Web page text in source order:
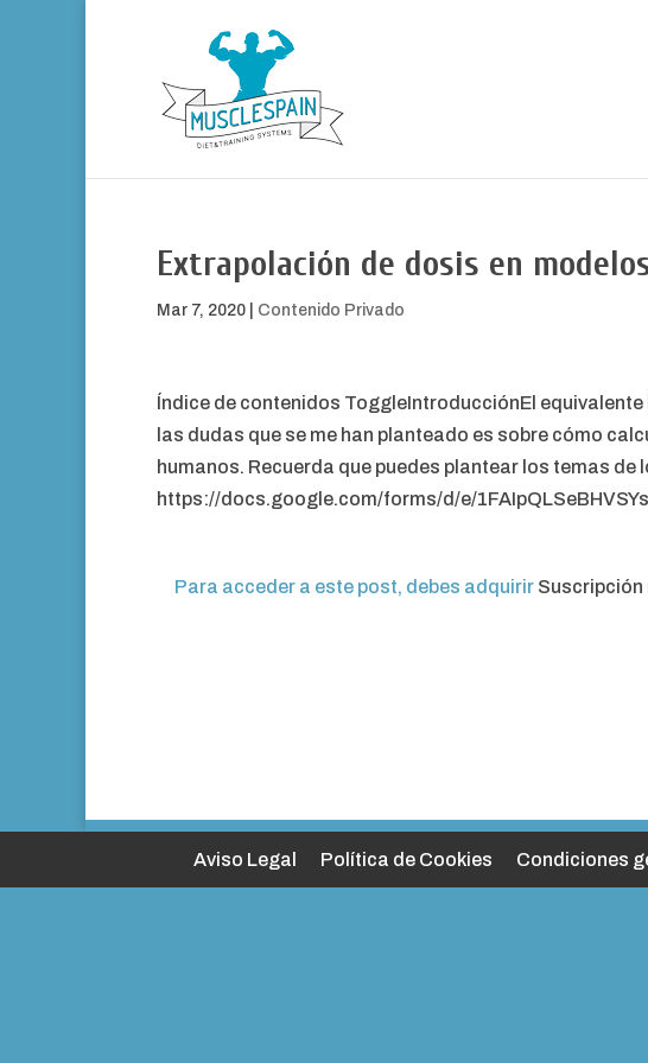
Extrapolación de dosis en
Mar 7, 2020 Contenido Privado
Índice de contenidos ToggleIntroducciónEl
las dudas que se me han planteado es sobre cómo
humanos. Recuerda que puedes plantear los temas
https://docs.google.com/forms/d/e/
Para acceder a este post, debes adquirir Suscripción
Aviso Legal Política de Cookies Condiciones